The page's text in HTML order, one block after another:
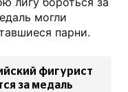
могли
парни.
фигурист
за медаль